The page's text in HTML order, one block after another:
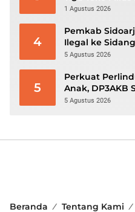
Disita
1 Agustus 2026
4
Pemkab
Ilegal ke
5 Agustus 2026
5
Perkuat
Anak, DP3AKB
hingga Tingkat
5 Agustus 2026
Beranda Tentang Kami